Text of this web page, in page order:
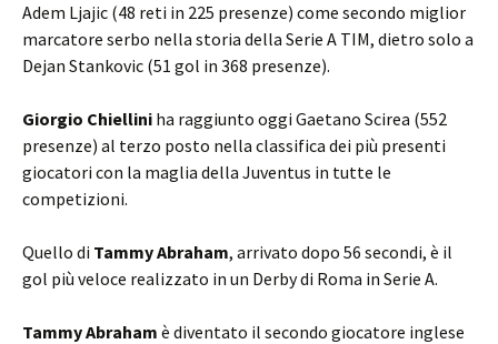
Adem Ljajic (48 reti in 225 presenze) come secondo miglior
marcatore serbo nella storia della Serie A TIM, dietro solo a
Dejan Stankovic (51 gol in 368 presenze).
Giorgio Chiellini ha raggiunto oggi Gaetano Scirea (552
presenze) al terzo posto nella classifica dei più presenti
giocatori con la maglia della Juventus in tutte le
competizioni.
Quello di Tammy Abraham, arrivato dopo 56 secondi, è il
gol più veloce realizzato in un Derby di Roma in Serie A.
Tammy Abraham è diventato il secondo giocatore inglese